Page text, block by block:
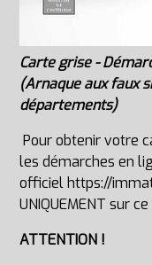
Carte grise -
(Arnaque aux faux
départements)
Pour obtenir votre
les démarches en
officielhttps://
UNIQUEMENT sur
ATTENTION !